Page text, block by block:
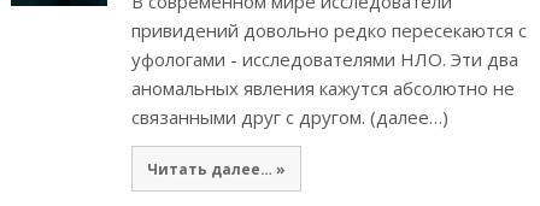
привидений довольно редко пересекаются с
уфологами - исследователями НЛО. Эти два
аномальных явления кажутся абсолютно не
связанными друг с другом. (далее…)
Читать далее… »